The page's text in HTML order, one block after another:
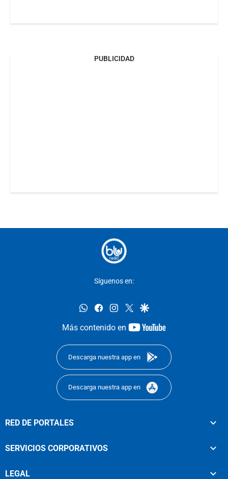
PUBLICIDAD
Síguenos en:
whatsappfacebookinstagram
twittergoogle
Más contenido en
youtube-
Descarga nuestra app en
Descarga nuestra app en
RED DE PORTALES
SERVICIOS CORPORATIVOS
LEGAL